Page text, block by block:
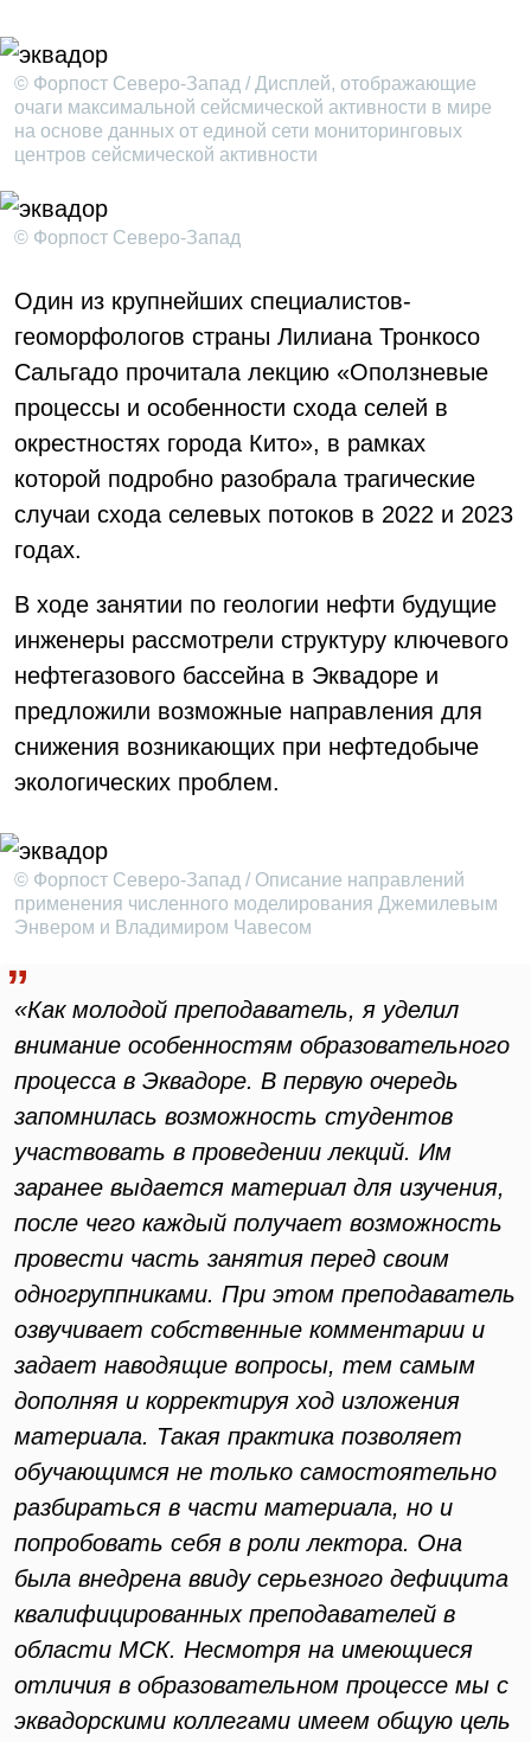
© Форпост Северо-Запад / Дисплей, отображающие
очаги максимальной сейсмической активности в мире
на основе данных от единой сети мониторинговых
центров сейсмической активности
© Форпост Северо-Запад
Один из крупнейших специалистов-
геоморфологов страны Лилиана Тронкосо
Сальгадо прочитала лекцию «Оползневые
процессы и особенности схода селей в
окрестностях города Кито», в рамках
которой подробно разобрала трагические
случаи схода селевых потоков в 2022 и 2023
годах.
В ходе занятии по геологии нефти будущие
инженеры рассмотрели структуру ключевого
нефтегазового бассейна в Эквадоре и
предложили возможные направления для
снижения возникающих при нефтедобыче
экологических проблем.
© Форпост Северо-Запад / Описание направлений
применения численного моделирования Джемилевым
Энвером и Владимиром Чавесом
«Как молодой преподаватель, я уделил
внимание особенностям образовательного
процесса в Эквадоре. В первую очередь
запомнилась возможность студентов
участвовать в проведении лекций. Им
заранее выдается материал для изучения,
после чего каждый получает возможность
провести часть занятия перед своим
одногруппниками. При этом преподаватель
озвучивает собственные комментарии и
задает наводящие вопросы, тем самым
дополняя и корректируя ход изложения
материала. Такая практика позволяет
обучающимся не только самостоятельно
разбираться в части материала, но и
попробовать себя в роли лектора. Она
была внедрена ввиду серьезного дефицита
квалифицированных преподавателей в
области МСК. Несмотря на имеющиеся
отличия в образовательном процессе мы с
эквадорскими коллегами имеем общую цель